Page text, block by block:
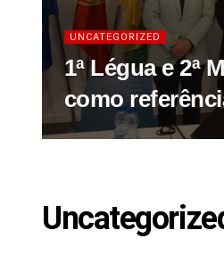
UNCATEGORIZED
1ª Légua e 2ª
como